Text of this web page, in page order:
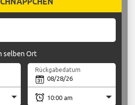
selben Ort
Rückgabedatum